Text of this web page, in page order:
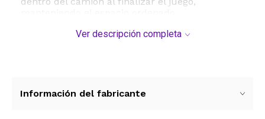
Fabricado con madera maciza de alta calidad y
centimetros, es un juguete resistente y
Ver descripción completa
Información del fabricante